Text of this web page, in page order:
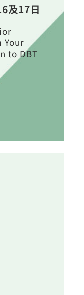
及17日
Your
to DBT